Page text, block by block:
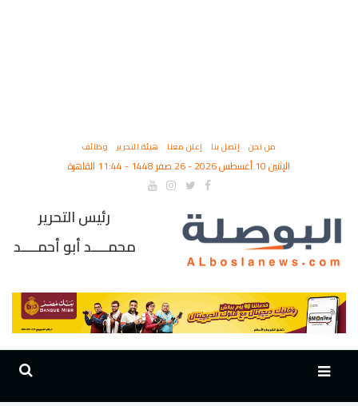
من نحن إتصل بنا إعلن معنا هيئة التحرير وظائف
الإثنين 10 أغسطس 2026 - 26 صفر 1448 - 11:44 القاهرة
رئيس التحرير
محمــــد أبو أحمــــد